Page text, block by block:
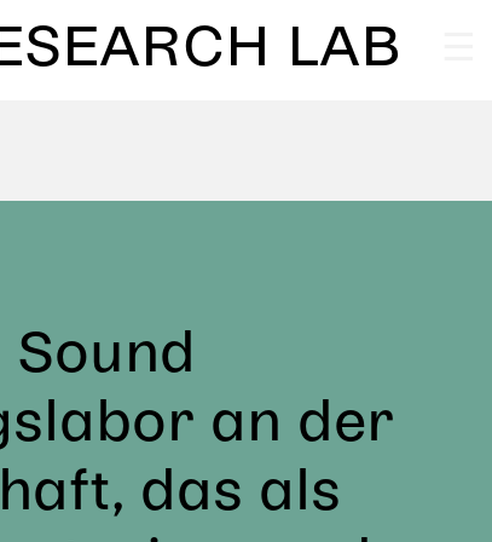
LAB
Partner Impressum
Restauration Lab
an der
das als